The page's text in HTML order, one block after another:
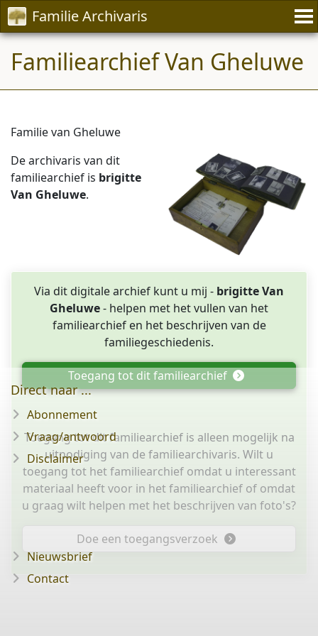
Familie Archivaris
Familiearchief Van Gheluwe
Familie van Gheluwe
De archivaris van dit
familiearchief is brigitte
Van Gheluwe.
Via dit digitale archief kunt u mij - brigitte Van
Gheluwe- helpen met het vullen van het
familiearchief en het beschrijven van de
familiegeschiedenis.
Toegang tot dit familiearchief
Toegang tot dit familiearchief is alleen mogelijk na
uitnodiging van de familiearchivaris. Wilt u
toegang tot het familiearchief omdat u interessant
materiaal heeft voor in het familiearchief of omdat
u graag wilt helpen met het beschrijven van foto's?
Doe een toegangsverzoek
Direct naar ...
Abonnement
Vraag/antwoord
Disclaimer
Nieuwsbrief
Contact